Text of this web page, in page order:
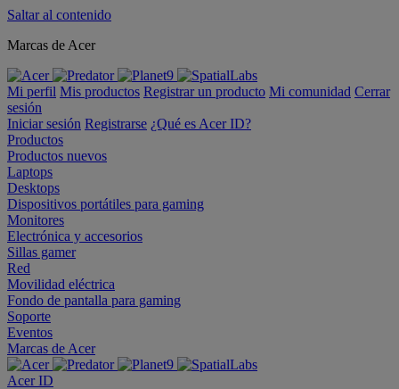
Saltar al contenido
Marcas de Acer
Mi perfil Mis productos Registrar un producto Mi comunidad Cerrar
sesión
Iniciar sesión Registrarse ¿Qué es Acer ID?
Productos
Productos nuevos
Laptops
Desktops
Dispositivos portátiles para gaming
Monitores
Electrónica y accesorios
Sillas gamer
Red
Movilidad eléctrica
Fondo de pantalla para gaming
Soporte
Eventos
Marcas de Acer
Acer ID